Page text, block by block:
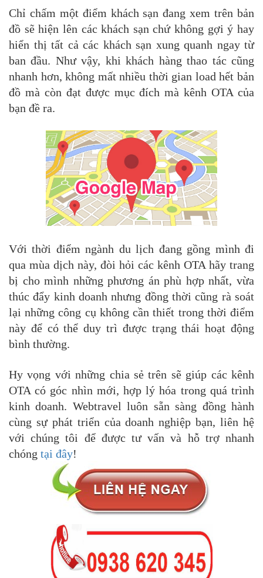
Chỉ chấm một điểm khách sạn đang xem trên bản
đồ sẽ hiện lên các khách sạn chứ không gợi ý hay
hiển thị tất cả các khách sạn xung quanh ngay từ
ban đầu. Như vậy, khi khách hàng thao tác cũng
nhanh hơn, không mất nhiều thời gian load hết bản
đồ mà còn đạt được mục đích mà kênh OTA của
bạn đề ra.
Với thời điểm ngành du lịch đang gồng mình đi
qua mùa dịch này, đòi hỏi các kênh OTA hãy trang
bị cho mình những phương án phù hợp nhất, vừa
thúc đẩy kinh doanh nhưng đồng thời cũng rà soát
lại những công cụ không cần thiết trong thời điểm
này để có thể duy trì được trạng thái hoạt động
bình thường.
Hy vọng với những chia sẻ trên sẽ giúp các kênh
OTA có góc nhìn mới, hợp lý hóa trong quá trình
kinh doanh. Webtravel luôn sẵn sàng đồng hành
cùng sự phát triển của doanh nghiệp bạn, liên hệ
với chúng tôi để được tư vấn và hỗ trợ nhanh
chóng tại đây!